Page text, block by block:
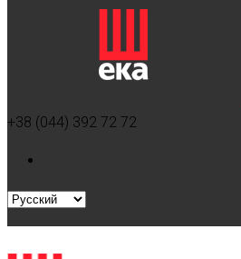
+38 (044) 392 72 72